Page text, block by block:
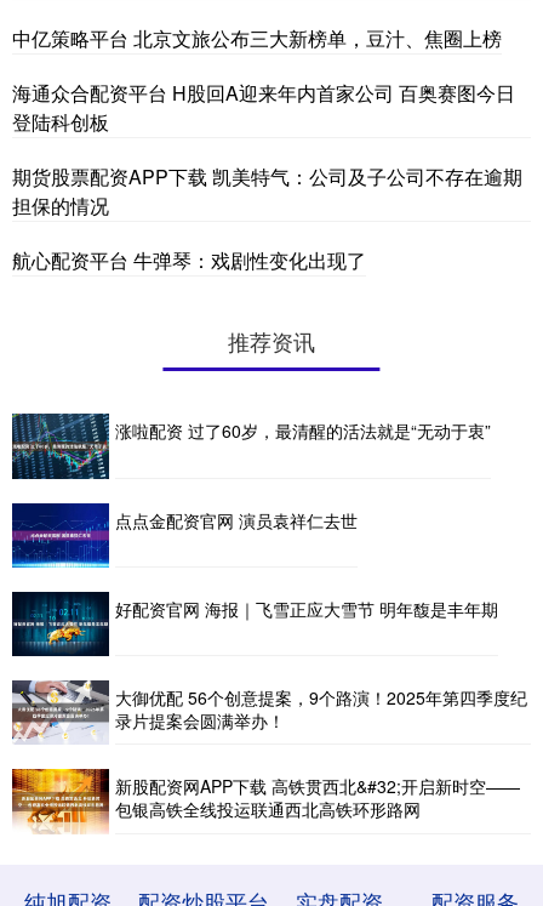
中亿策略平台 北京文旅公布三大新榜单，豆汁、焦圈上榜
海通众合配资平台 H股回A迎来年内首家公司 百奥赛图今日
登陆科创板
期货股票配资APP下载 凯美特气：公司及子公司不存在逾期
担保的情况
航心配资平台 牛弹琴：戏剧性变化出现了
推荐资讯
涨啦配资 过了60岁，最清醒的活法就是“无动于衷”
点点金配资官网 演员袁祥仁去世
好配资官网 海报｜飞雪正应大雪节 明年馥是丰年期
大御优配 56个创意提案，9个路演！2025年第四季度纪
录片提案会圆满举办！
新股配资网APP下载 高铁贯西北&#32;开启新时空——
包银高铁全线投运联通西北高铁环形路网